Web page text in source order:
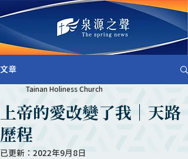
文章
上帝的愛改變了我｜天路
歷程
Tainan Holiness Church
已更新： 2022年9月8日